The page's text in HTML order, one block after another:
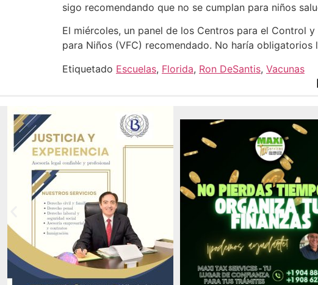
sigo recomendando que no se cumplan para niños
El miércoles, un panel de los Centros para el Control
para Niños (VFC) recomendado. No haría obligatorios
Etiquetado Escuelas, Florida, Ron DeSantis, Vacunas